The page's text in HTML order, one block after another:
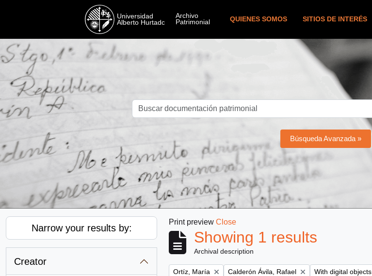
QUIENES SOMOS SITIOS DE INTERÉS
Búsqueda Avanzada »
Narrow your results by:
Creator
Print preview Close
Showing 1 results
Archival description
Remove filter:
Ortíz, María Remove filter:
Calderón Ávila, Rafael Remove filter:
With digital objects